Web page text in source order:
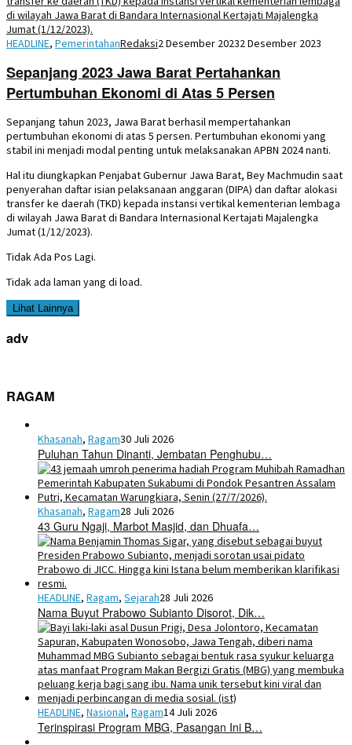
HEADLINE, PemerintahanRedaksi2 Desember 20232 Desember 2023
Sepanjang 2023 Jawa Barat Pertahankan
Pertumbuhan Ekonomi di Atas 5 Persen
Sepanjang tahun 2023, Jawa Barat berhasil mempertahankan
pertumbuhan ekonomi di atas 5 persen. Pertumbuhan ekonomi yang
stabil ini menjadi modal penting untuk melaksanakan APBN 2024 nanti.
Hal itu diungkapkan Penjabat Gubernur Jawa Barat, Bey Machmudin saat
penyerahan daftar isian pelaksanaan anggaran (DIPA) dan daftar alokasi
transfer ke daerah (TKD) kepada instansi vertikal kementerian lembaga
di wilayah Jawa Barat di Bandara Internasional Kertajati Majalengka
Jumat (1/12/2023).
Tidak Ada Pos Lagi.
Tidak ada laman yang di load.
Lihat Lainnya
adv
RAGAM
Khasanah, Ragam30 Juli 2026
Puluhan Tahun Dinanti, Jembatan Penghubu…
Khasanah, Ragam28 Juli 2026
43 Guru Ngaji, Marbot Masjid, dan Dhuafa…
HEADLINE, Ragam, Sejarah28 Juli 2026
Nama Buyut Prabowo Subianto Disorot, Dik…
HEADLINE, Nasional, Ragam14 Juli 2026
Terinspirasi Program MBG, Pasangan Ini B…